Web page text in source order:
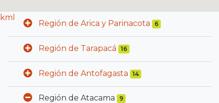
kml
Región de Arica y Parinacota 6
Región de Tarapacá 16
Región de Antofagasta 14
Región de Atacama 9